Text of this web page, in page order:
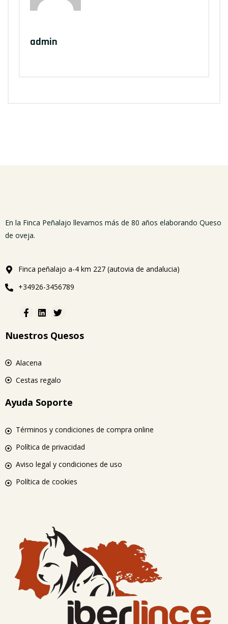
admin
En la Finca Peñalajo llevamos más de 80 años elaborando Queso
de oveja.
Finca peñalajo a-4 km 227 (autovia de andalucia)
+34926-3456789
Nuestros Quesos
Alacena
Cestas regalo
Ayuda Soporte
Términos y condiciones de compra online
Política de privacidad
Aviso legal y condiciones de uso
Política de cookies